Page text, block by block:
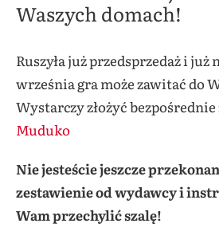
Waszych domach!
Ruszyła już przedsprzedaż i już
września gra może zawitać do
Wystarczy złożyć
Muduko
Nie jesteście jeszcze
zestawienie od wydawcy i
Wam przechylić szalę!